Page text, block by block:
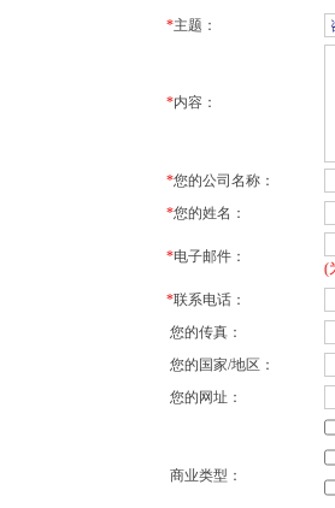
*主题：
*内容：
*您的公司名称：
*您的姓名：
*电子邮件：
(
*联系电话：
您的传真：
您的国家/地区：
您的网址：
商业类型：